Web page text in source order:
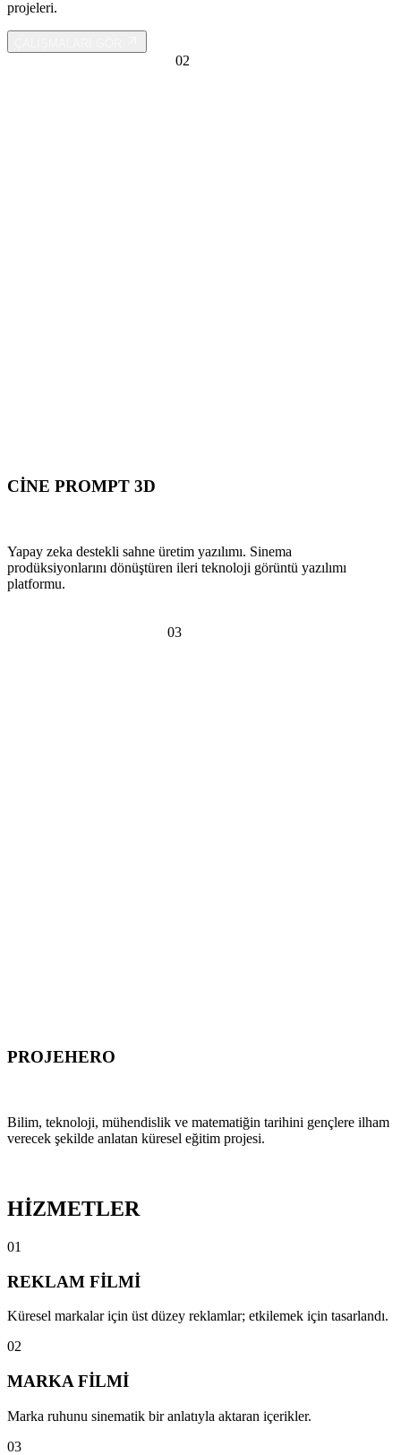
projeleri.
02
CİNE PROMPT 3D
Yapay zeka destekli sahne üretim yazılımı. Sinema
prodüksiyonlarını dönüştüren ileri teknoloji görüntü yazılımı
platformu.
03
PROJEHERO
Bilim, teknoloji, mühendislik ve matematiğin tarihini gençlere ilham
verecek şekilde anlatan küresel eğitim projesi.
HİZMETLER
01
REKLAM FİLMİ
Küresel markalar için üst düzey reklamlar; etkilemek için tasarlandı.
02
MARKA FİLMİ
Marka ruhunu sinematik bir anlatıyla aktaran içerikler.
03